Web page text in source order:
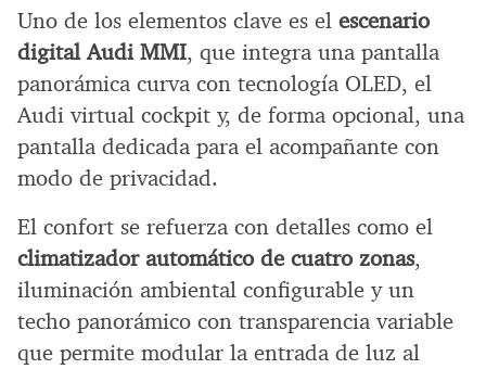
Uno de los elementos clave es el escenario
digital Audi MMI, que integra una pantalla
panorámica curva con tecnología OLED, el
Audi virtual cockpit y, de forma opcional, una
pantalla dedicada para el acompañante con
modo de privacidad.
El confort se refuerza con detalles como el
climatizador automático de cuatro zonas,
iluminación ambiental configurable y un
techo panorámico con transparencia variable
que permite modular la entrada de luz al